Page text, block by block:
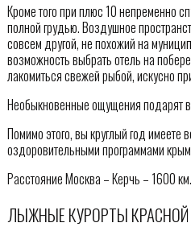
Кроме того при плюс 10 непременно
полной грудью. Воздушное
совсем другой, не похожий на
возможность выбрать отель на
лакомиться свежей рыбой, искусно
Необыкновенные ощущения подарят
Помимо этого, вы круглый год имеете
оздоровительными программами
Расстояние Москва – Керчь – 1600
ЛЫЖНЫЕ КУРОРТЫ